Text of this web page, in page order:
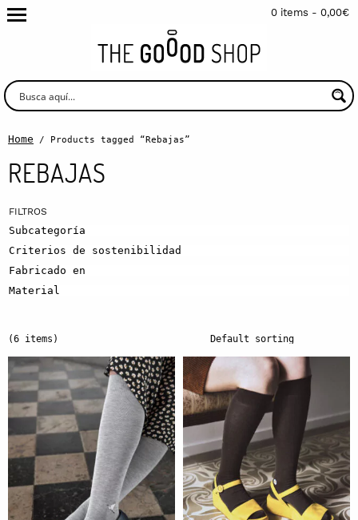
0 items - 0,00€
Home / Products tagged “Rebajas”
REBAJAS
Subcategoría
Criterios de sostenibilidad
Fabricado en
Material
(6 items)